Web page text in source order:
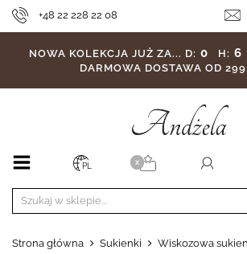
+48 22 228 22 08
NOWA KOLEKCJA JUŻ ZA... D: 0 H: 6
DARMOWA DOSTAWA OD
PL X
Strona główna Sukienki Wiskozowa